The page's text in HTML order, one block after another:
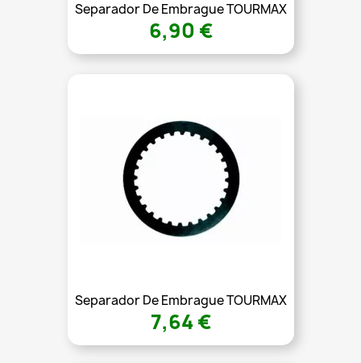
Separador De Embrague TOURMAX
6,90 €
Separador De Embrague TOURMAX
7,64 €